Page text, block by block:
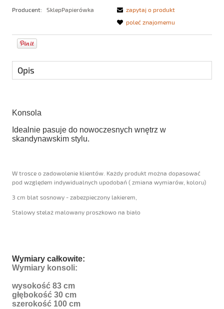
Producent: SklepPapierówka
zapytaj o produkt
poleć znajomemu
Opis
Konsola
Idealnie pasuje do nowoczesnych wnętrz w
skandynawskim stylu.
W trosce o zadowolenie klientów. Każdy produkt można dopasować
pod względem indywidualnych upodobań ( zmiana wymiarów, koloru)
3 cm blat sosnowy - zabezpieczony lakierem,
Stalowy stelaż malowany proszkowo na biało
Wymiary całkowite:
Wymiary konsoli:
wysokość 83 cm
głębokość 30 cm
szerokość 100 cm